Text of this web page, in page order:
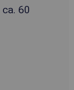
ca. 60